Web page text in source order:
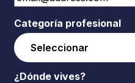
Categoría profesional
¿Dónde vives?